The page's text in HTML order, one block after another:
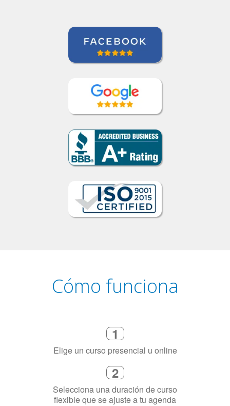
Cómo funciona
1
Elige un curso presencial u online
2
Selecciona una duración de curso
flexible que se ajuste a tu agenda